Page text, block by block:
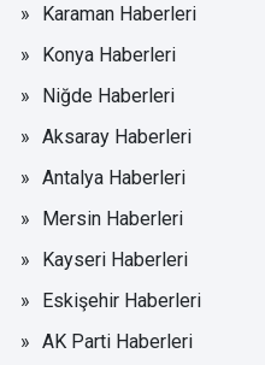
Karaman Haberleri
Konya Haberleri
Niğde Haberleri
Aksaray Haberleri
Antalya Haberleri
Mersin Haberleri
Kayseri Haberleri
Eskişehir Haberleri
AK Parti Haberleri